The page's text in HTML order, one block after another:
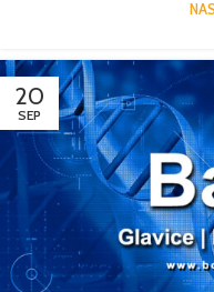
20
SEP